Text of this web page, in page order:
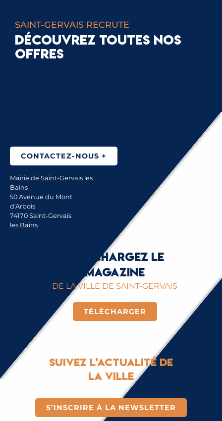
SAINT-GERVAIS RECRUTE
DÉCOUVREZ TOUTES NOS
OFFRES
CONTACTEZ-NOUS +
Mairie de Saint-Gervais les
Bains
50 Avenue du Mont
d'Arbois
74170 Saint-Gervais
les Bains
Téléchargez le
magazine
DE LA VILLE DE SAINT-GERVAIS
TÉLÉCHARGER
Suivez l'actualité de
la ville
S’INSCRIRE À LA NEWSLETTER